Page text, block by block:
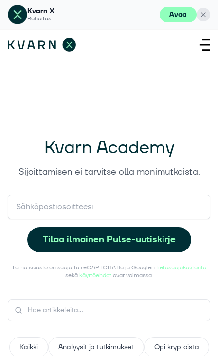
Kvarn X
Rahoitus Avaa
Kvarn Academy
Sijoittamisen ei tarvitse olla monimutkaista.
Tilaa ilmainen Pulse-uutiskirje
Tämä sivusto on suojattu reCAPTCHA:lla ja Googlen tietosuojakäytäntö
sekä käyttöehdot ovat voimassa.
Kaikki Analyysit ja tutkimukset Opi kryptoista